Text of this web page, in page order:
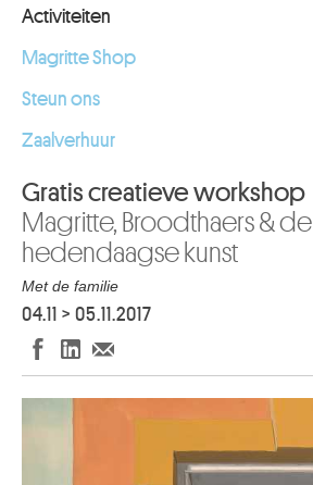
Activiteiten
Magritte Shop
Steun ons
Zaalverhuur
Gratis creatieve workshop
Magritte, Broodthaers & de
hedendaagse kunst
Met de familie
04.11 > 05.11.2017